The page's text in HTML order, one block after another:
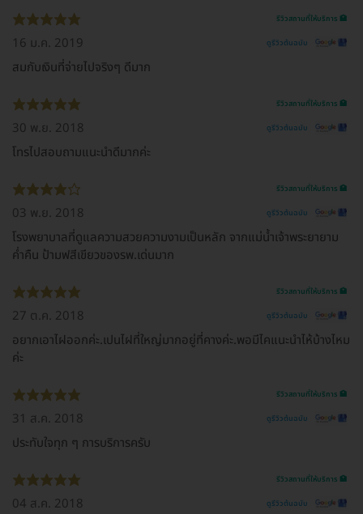
รีวิวสถานที่ให้บริการ 🏥
16 ม.ค. 2019 ดูรีวิวต้นฉบับ
สมกับเงินที่จ่ายไปจริงๆ ดีมาก
รีวิวสถานที่ให้บริการ 🏥
30 พ.ย. 2018 ดูรีวิวต้นฉบับ
โทรไปสอบถามแนะนำดีมากค่ะ
รีวิวสถานที่ให้บริการ 🏥
03 พ.ย. 2018 ดูรีวิวต้นฉบับ
โรงพยาบาลที่ดูแลความสวยความงามเป็นหลัก จากแม่น้ำเจ้าพระยายาม
ค่ำคืน ป้ามฟสีเขียวของรพ.เด่นมาก
รีวิวสถานที่ให้บริการ 🏥
27 ต.ค. 2018 ดูรีวิวต้นฉบับ
อยากเอาไฝออกค่ะ.เปนไฝที่ใหญ่มากอยู่ที่คางค่ะ.พอมีไคแนะนำไห้บ้างไหม
ค่ะ
รีวิวสถานที่ให้บริการ 🏥
31 ส.ค. 2018 ดูรีวิวต้นฉบับ
ประทับใจทุก ๆ การบริการครับ
รีวิวสถานที่ให้บริการ 🏥
04 ส.ค. 2018 ดูรีวิวต้นฉบับ